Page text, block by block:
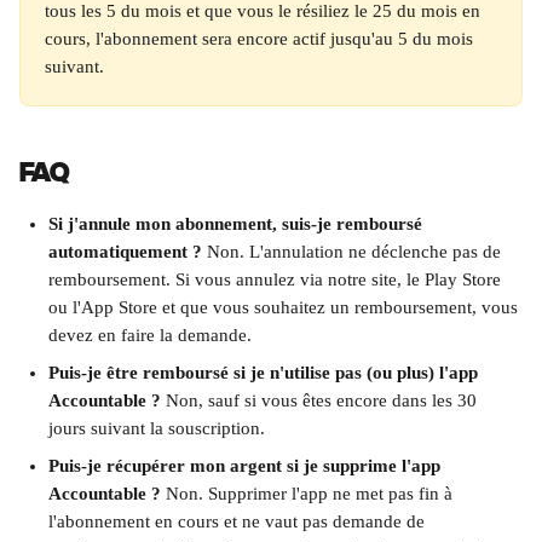
tous les 5 du mois et que vous le résiliez le 25 du mois en
cours, l'abonnement sera encore actif jusqu'au 5 du mois
suivant.
FAQ
Si j'annule mon abonnement, suis-je remboursé
automatiquement ? Non. L'annulation ne déclenche pas de
remboursement. Si vous annulez via notre site, le Play Store
ou l'App Store et que vous souhaitez un remboursement, vous
devez en faire la demande.
Puis-je être remboursé si je n'utilise pas (ou plus) l'app
Accountable ? Non, sauf si vous êtes encore dans les 30
jours suivant la souscription.
Puis-je récupérer mon argent si je supprime l'app
Accountable ? Non. Supprimer l'app ne met pas fin à
l'abonnement en cours et ne vaut pas demande de